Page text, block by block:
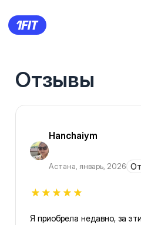
Отзывы
Hanchaiym
Астана, январь, 2026
Я приобрела недавно, за